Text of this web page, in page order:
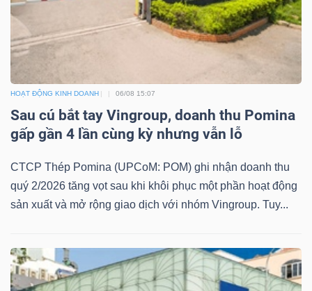
HOẠT ĐỘNG KINH DOANH 06/08 15:07
Sau cú bắt tay Vingroup, doanh thu Pomina
gấp gần 4 lần cùng kỳ nhưng vẫn lỗ
CTCP Thép Pomina (UPCoM: POM) ghi nhận doanh thu
quý 2/2026 tăng vọt sau khi khôi phục một phần hoạt động
sản xuất và mở rộng giao dịch với nhóm Vingroup. Tuy...